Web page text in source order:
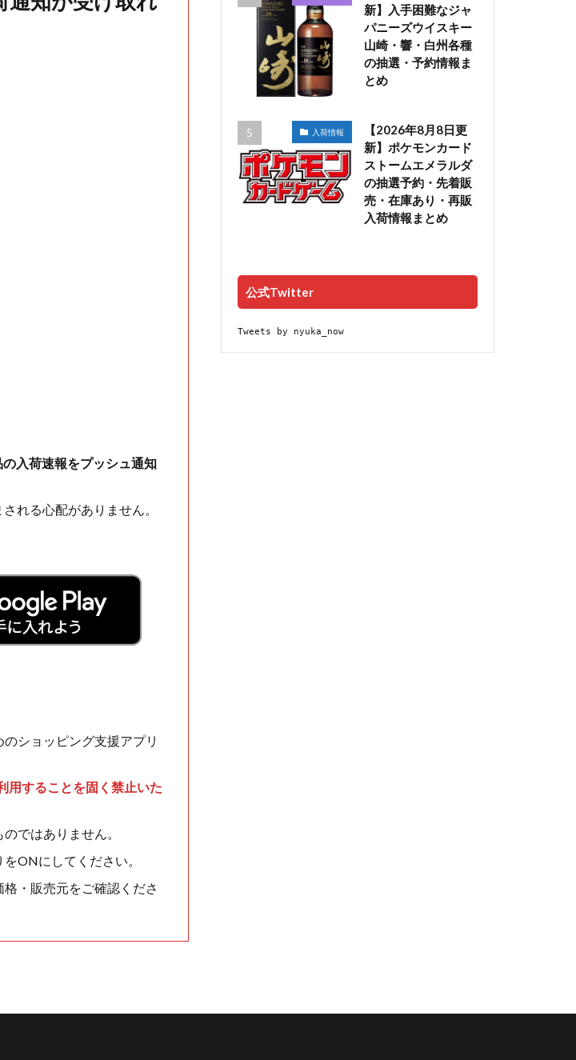
の入荷速報をプッシュ通知
れる心配がありません。
ショッピング支援アプリ
用することを固く禁止いた
ではありません。
ONにしてください。
・販売元をご確認くださ
新】入手困難なジャ
パニーズウイスキー
山崎・響・白州各種
の抽選・予約情報ま
とめ
入荷情報
【2026年8月8日更
新】ポケモンカード
ストームエメラルダ
の抽選予約・先着販
売・在庫あり・再販
入荷情報まとめ
公式Twitter
Tweets by nyuka_now